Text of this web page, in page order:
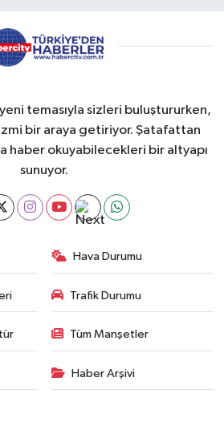
temasıyla sizleri buluştururken,
bir araya getiriyor. Şatafattan
haber okuyabilecekleri bir altyapı
sunuyor.
Hava Durumu
Trafik Durumu
Tüm Manşetler
Haber Arşivi